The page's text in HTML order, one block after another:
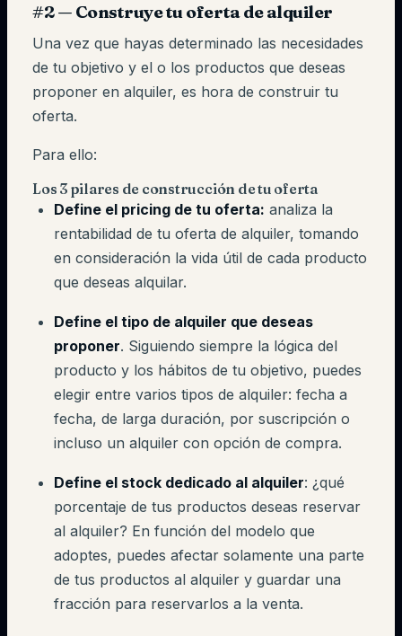
#2 — Construye tu oferta de alquiler
Una vez que hayas determinado las necesidades
de tu objetivo y el o los productos que deseas
proponer en alquiler, es hora de construir tu
oferta.
Para ello:
Los 3 pilares de construcción de tu oferta
Define el pricing de tu oferta: analiza la
rentabilidad de tu oferta de alquiler, tomando
en consideración la vida útil de cada producto
que deseas alquilar.
Define el tipo de alquiler que deseas
proponer. Siguiendo siempre la lógica del
producto y los hábitos de tu objetivo, puedes
elegir entre varios tipos de alquiler: fecha a
fecha, de larga duración, por suscripción o
incluso un alquiler con opción de compra.
Define el stock dedicado al alquiler: ¿qué
porcentaje de tus productos deseas reservar
al alquiler? En función del modelo que
adoptes, puedes afectar solamente una parte
de tus productos al alquiler y guardar una
fracción para reservarlos a la venta.